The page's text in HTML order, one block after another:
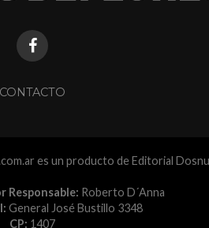
CONTACTO
es un producto de Editorial
Responsable: Roberto D´Anna
General José Bustillo 3348
CP: 1407